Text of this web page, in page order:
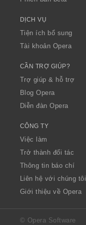
DỊCH VỤ
Tiện ích bổ sung
Tài khoản Opera
CẦN TRỢ GIÚP?
Trợ giúp & hỗ trợ
Blog Opera
Diễn đàn Opera
CÔNG TY
Việc làm
Trở thành đối tác
Thông tin báo chí
Liên hệ với chúng tôi
Giới thiệu về Opera
© Opera Software